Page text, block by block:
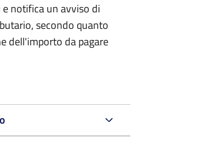
notifica un avviso di
secondo quanto
dell'importo da pagare